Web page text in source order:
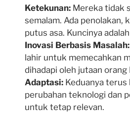
Ketekunan: Mereka tidak
semalam. Ada penolakan,
putus asa. Kuncinya
Inovasi Berbasis Masalah:
lahir untuk memecahkan
dihadapi oleh jutaan orang
Adaptasi: Keduanya terus
perubahan teknologi dan
untuk tetap relevan.